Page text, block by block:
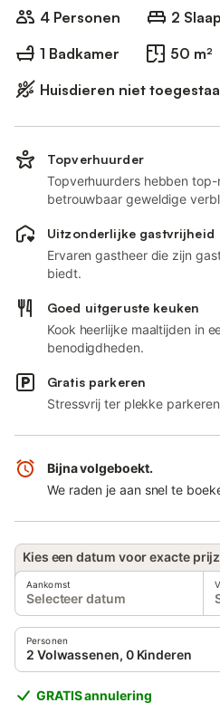
4 Personen
2
1 Badkamer
50 m²
Huisdieren niet
Topverhuurder
Topverhuurders hebben
betrouwbaar geweldige
Uitzonderlijke gastvrijheid
Ervaren gastheer die zijn
biedt.
Goed uitgeruste keuken
Kook heerlijke maaltijden in
benodigdheden.
Gratis parkeren
Stressvrij ter plekke
Bijna volgeboekt.
We raden je aan snel te
Kies een datum voor exacte
Aankomst
Selecteer datum
Personen
2 Volwassenen, 0 Kinderen
GRATIS annulering